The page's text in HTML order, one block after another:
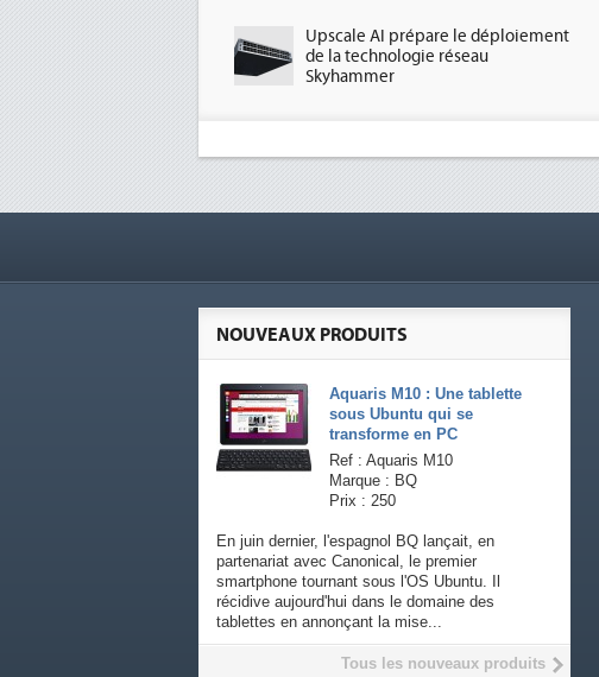
Upscale AI prépare le déploiement
de la technologie réseau
Skyhammer
NOUVEAUX PRODUITS
Aquaris M10 : Une tablette
sous Ubuntu qui se
transforme en PC
Ref : Aquaris M10
Marque : BQ
Prix : 250
En juin dernier, l'espagnol BQ lançait, en
partenariat avec Canonical, le premier
smartphone tournant sous l'OS Ubuntu. Il
récidive aujourd'hui dans le domaine des
tablettes en annonçant la mise...
Tous les nouveaux produits